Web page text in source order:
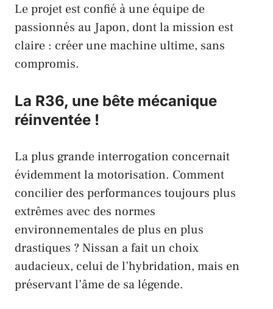
Le projet est confié à une équipe de
passionnés au Japon, dont lamission est
claire : créer unemachine ultime, sans
compromis.
La R36, une bête mécanique
réinventée !
La plus grande interrogation concernait
évidemment lamotorisation. Comment
concilier des performances toujours plus
extrêmes avec des normes
environnementales de plus en plus
drastiques ?Nissan a fait un choix
audacieux, celui de l’hybridation, mais en
préservant l’âme de sa légende.